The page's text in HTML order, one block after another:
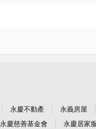
永慶不動產
永義房屋
永慶慈善基金會 永慶居家